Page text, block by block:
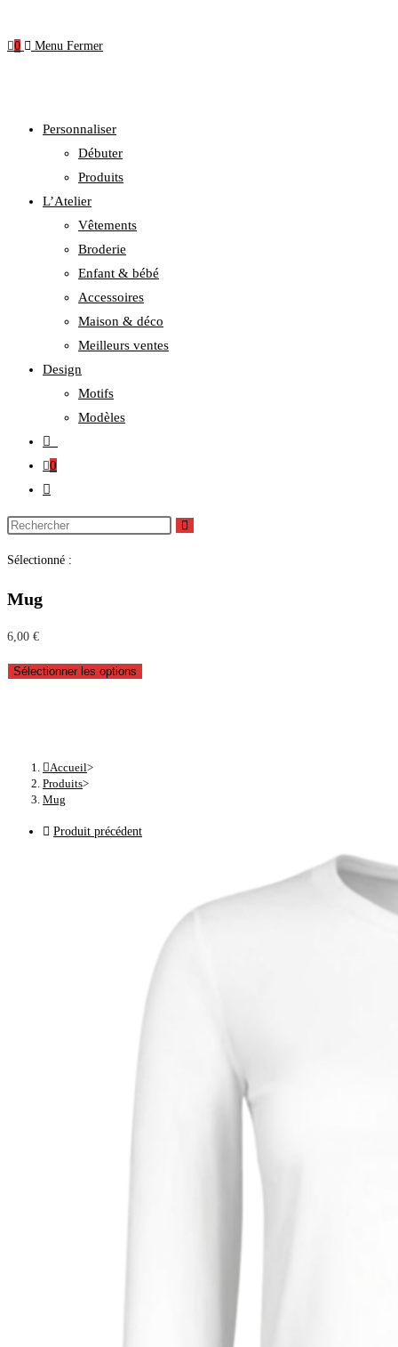
0 Menu Fermer
Personnaliser
Débuter
Produits
L’Atelier
Vêtements
Broderie
Enfant & bébé
Accessoires
Maison & déco
Meilleurs ventes
Design
Motifs
Modèles
0
Sélectionné :
Mug
6,00 €
Sélectionner les options
Accueil>
Produits>
Mug
Produit précédent